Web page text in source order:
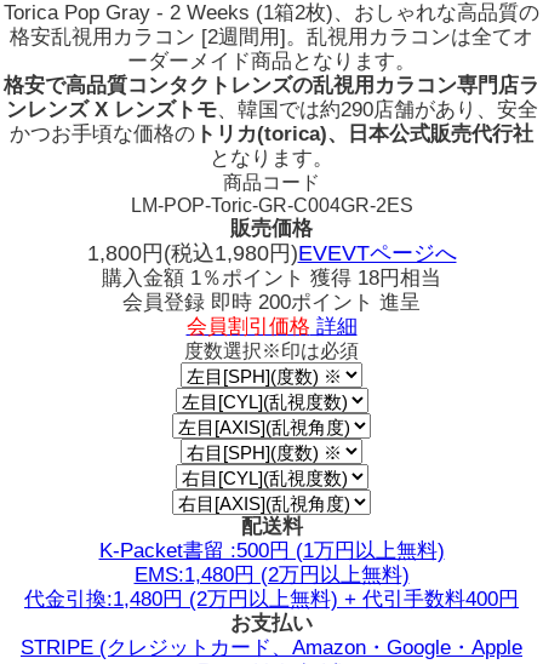
Torica Pop Gray - 2 Weeks (1箱2枚)、おしゃれな高品質の
格安乱視用カラコン [2週間用]。乱視用カラコンは全てオ
ーダーメイド商品となります。
格安で高品質コンタクトレンズの乱視用カラコン専門店ラ
ンレンズ X レンズトモ、韓国では約290店舗があり、安全
かつお手頃な価格の トリカ(torica)、日本公式販売代行社
となります。
商品コード
LM-POP-Toric-GR-C004GR-2ES
販売価格
1,800円(税込1,980円)EVEVTページへ
購入金額 1％ポイント 獲得 18円相当
会員登録 即時 200ポイント 進呈
会員割引価格 詳細
度数選択※印は必須
配送料
K-Packet書留 :500円 (1万円以上無料)
EMS:1,480円 (2万円以上無料)
代金引換:1,480円 (2万円以上無料) + 代引手数料400円
お支払い
STRIPE (クレジットカード、Amazon・Google・Apple